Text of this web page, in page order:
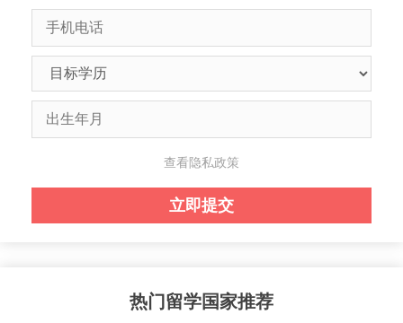
查看隐私政策
热门留学国家推荐